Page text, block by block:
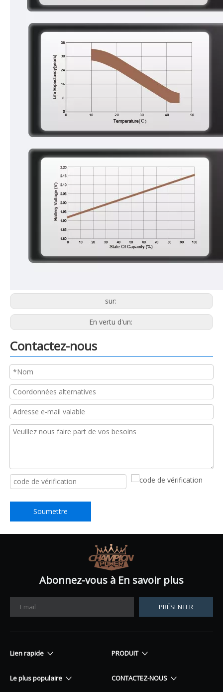
sur:
En vertu d'un:
Contactez-nous
Soumettre
Abonnez-vous à En savoir plus
PRÉSENTER
Lien rapide PRODUIT
Le plus populaire CONTACTEZ-NOUS